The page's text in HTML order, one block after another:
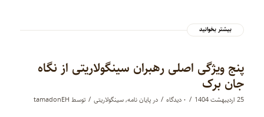
بیشتر بخوانید
پنج ویژگی اصلی رهبران سینگولاریتی از نگاه
جان برک
25 اردیبهشت 1404 / ۰ دیدگاه‌ / در پایان نامه,سینگولاریتی / توسط tamadonEH